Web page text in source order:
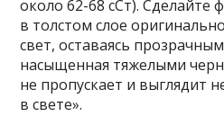
около 62-68 сСт). Сделайте
в толстом слое
свет, оставаясь
насыщенная тяжелыми
не пропускает и выглядит
в свете».